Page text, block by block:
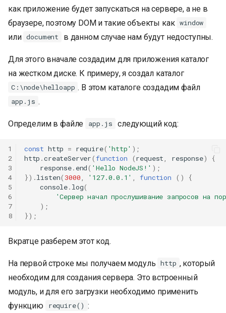
а
ц
и
я
п
к
а
как приложение будет запускаться на сервере, а не в
браузере, поэтому DOM и такие объекты как window
или document в данном случае нам будут недоступны.
Для этого вначале создадим для приложения каталог
на жестком диске. К примеру, я создал каталог
C:\node\helloapp . В этом каталоге создадим файл
app.js .
Определим в файле app.js следующий код:
1
2
3
4
5
6
7
8
const http = require( 'http' );
http .createServer(function (request, response)
{
response. end( 'Hello NodeJS!' );
}).listen( 3000, '127.0.0.1' , function ()
{
console. log(
'Сервер начал прослушивание запросов на
);
});
Вкратце разберем этот код.
На первой строке мы получаем модуль http , который
необходим для создания сервера. Это встроенный
модуль, и для его загрузки необходимо применить
функцию
require() :